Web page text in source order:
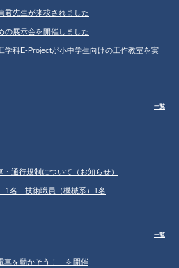
君先生が来校されました
の展示会を開催しました
学科E-Projectが小中学生向けの工作教室を実
一覧
通行規制について（お知らせ）
1名 技術職員（機械系）1名
一覧
車を動かそう！」を開催